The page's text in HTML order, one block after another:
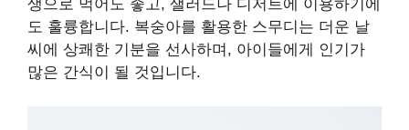
생으로 먹어도 좋고, 샐러드나 디저트에 이용하기에
도 훌륭합니다. 복숭아를 활용한 스무디는 더운 날
씨에 상쾌한 기분을 선사하며, 아이들에게 인기가
많은 간식이 될 것입니다.